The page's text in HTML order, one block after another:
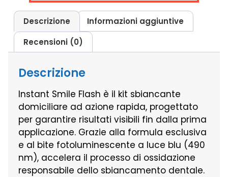
Descrizione
Informazioni aggiuntive
Recensioni (0)
Descrizione
Instant Smile Flash è il kit sbiancante
domiciliare ad azione rapida, progettato
per garantire risultati visibili fin dalla prima
applicazione. Grazie alla formula esclusiva
e al bite fotoluminescente a luce blu (490
nm), accelera il processo di ossidazione
responsabile dello sbiancamento dentale.